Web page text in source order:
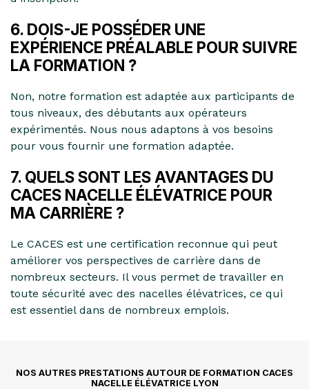
6. DOIS-JE POSSÉDER UNE
EXPÉRIENCE PRÉALABLE POUR SUIVRE
LA FORMATION ?
Non, notre formation est adaptée aux participants de
tous niveaux, des débutants aux opérateurs
expérimentés. Nous nous adaptons à vos besoins
pour vous fournir une formation adaptée.
7. QUELS SONT LES AVANTAGES DU
CACES NACELLE ÉLÉVATRICE POUR
MA CARRIÈRE ?
Le CACES est une certification reconnue qui peut
améliorer vos perspectives de carrière dans de
nombreux secteurs. Il vous permet de travailler en
toute sécurité avec des nacelles élévatrices, ce qui
est essentiel dans de nombreux emplois.
NOS AUTRES PRESTATIONS AUTOUR DE FORMATION CACES
NACELLE ÉLÉVATRICE LYON